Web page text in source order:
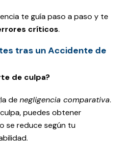
te guía paso a paso y te
críticos.
tras un Accidente de
de culpa?
de negligencia comparativa.
puedes obtener
se reduce según tu